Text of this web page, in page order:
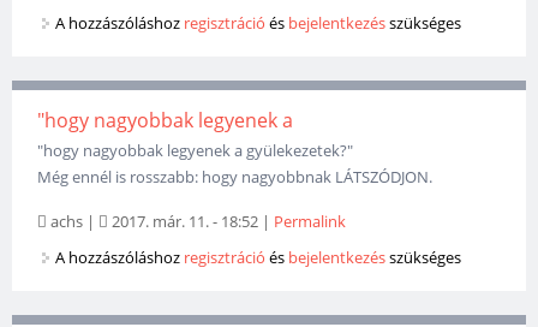
A hozzászóláshoz regisztráció és bejelentkezésszükséges
"hogy nagyobbak legyenek a
"hogy nagyobbak legyenek a gyülekezetek?"
Még ennél is rosszabb: hogy nagyobbnak LÁTSZÓDJON.
achs | 2017. már. 11. - 18:52 | Permalink
A hozzászóláshoz regisztráció és bejelentkezésszükséges